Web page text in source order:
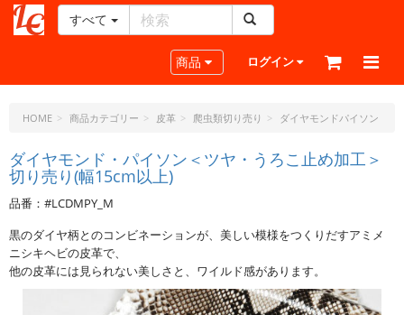
ー
ラ
ト・
ド
ッ
ト・
ジ
ェ
ー
すべて
Toggle navigation
商品 ログイン
HOME 商品カテゴリー 皮革 爬虫類切り売り ダイヤモンドパイソン
ダイヤモンド・パイソン＜ツヤ・うろこ止め加工＞
切り売り(幅15cm以上)
品番：#LCDMPY_M
黒のダイヤ柄とのコンビネーションが、美しい模様をつくりだすアミメ
ニシキヘビの皮革で、
他の皮革には見られない美しさと、ワイルド感があります。